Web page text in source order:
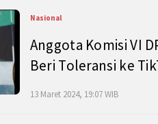
Nasional
Anggota Komisi VI
Beri Toleransi ke
13 Maret 2024, 19:07 WIB